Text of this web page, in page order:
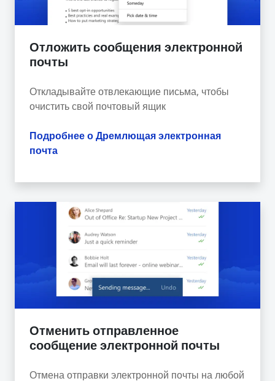
Отложить сообщения электронной
почты
Откладывайте отвлекающие письма, чтобы
очистить свой почтовый ящик
Подробнее о Дремлющая электронная
почта
Отменить отправленное
сообщение электронной почты
Отмена отправки электронной почты на любой